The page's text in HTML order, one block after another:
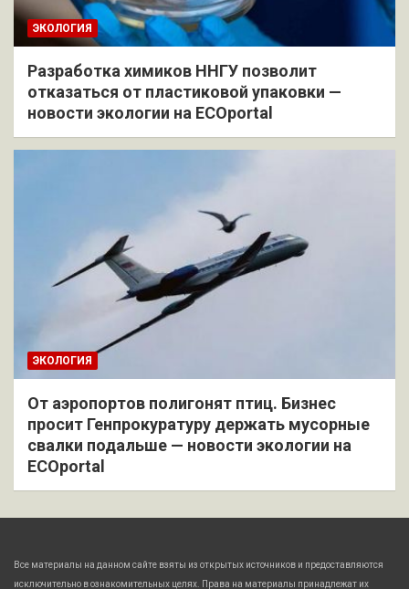
ЭКОЛОГИЯ
Разработка химиков ННГУ позволит
отказаться от пластиковой упаковки —
новости экологии на ECOportal
ЭКОЛОГИЯ
От аэропортов полигонят птиц. Бизнес
просит Генпрокуратуру держать мусорные
свалки подальше — новости экологии на
ECOportal
Все материалы на данном сайте взяты из открытых источников и предоставляются
исключительно в ознакомительных целях. Права на материалы принадлежат их